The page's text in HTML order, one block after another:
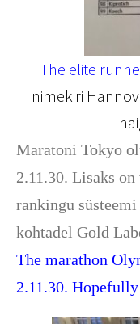
The elite
nimekiri
Maratoni Tokyo
2.11.30. Lisaks
rankingu
kohtadel Gold
The marathon
2.11.30.